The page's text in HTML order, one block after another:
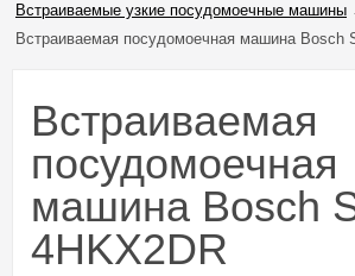
Встраиваемые узкие посудомоечные машины
Встраиваемая посудомоечная машина Bosch
Встраиваемая
посудомоечная
машина Bosch
4HKX2DR